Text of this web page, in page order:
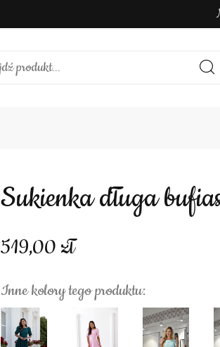
Sukienka długa
519,00
Inne kolory tego produktu: